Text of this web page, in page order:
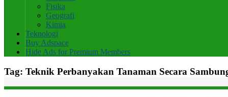
Fisika
Geografi
Kimia
Teknologi
Buy Adspace
Hide Ads for Premium Members
Tag: Teknik Perbanyakan Tanaman Secara